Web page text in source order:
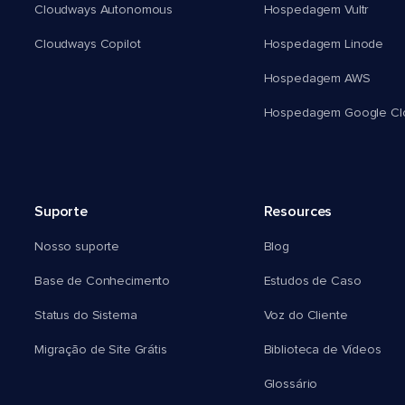
Cloudways Autonomous
Cloudways Copilot
Hospedagem Vultr
Hospedagem Linode
Hospedagem AWS
Hospedagem Google
Suporte
Nosso suporte
Base de Conhecimento
Status do Sistema
Migração de Site Grátis
Resources
Blog
Estudos de Caso
Voz do Cliente
Biblioteca de Vídeos
Glossário